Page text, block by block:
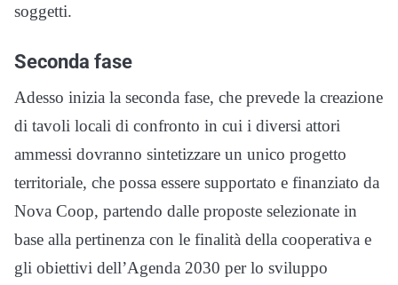
soggetti.
Seconda fase
Adesso inizia la seconda fase, che prevede la creazione
di tavoli locali di confronto in cui i diversi attori
ammessi dovranno sintetizzare un unico progetto
territoriale, che possa essere supportato e finanziato da
Nova Coop, partendo dalle proposte selezionate in
base alla pertinenza con le finalità della cooperativa e
gli obiettivi dell’Agenda 2030 per lo sviluppo